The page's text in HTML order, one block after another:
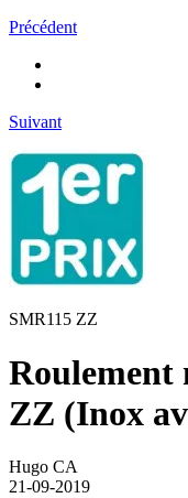
Précédent
Suivant
SMR115 ZZ
Roulement
ZZ (Inox
Hugo CA
21-09-2019